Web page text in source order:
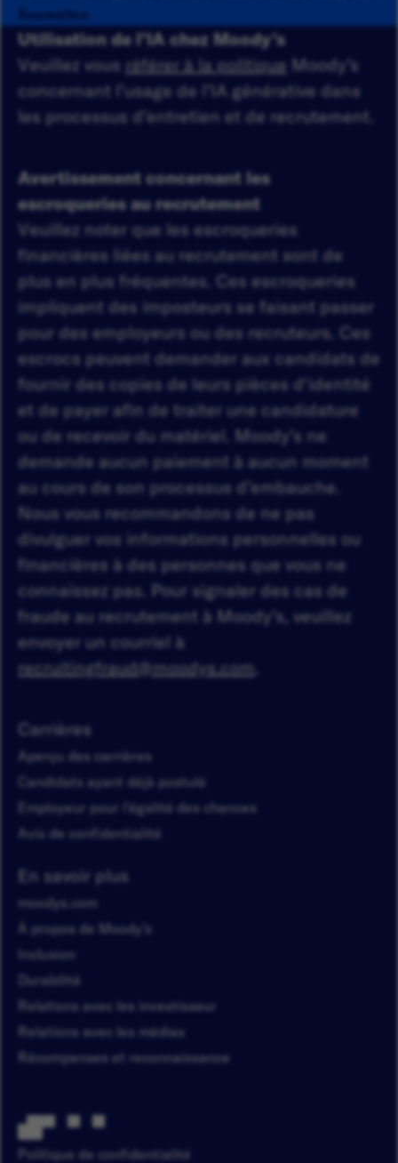
Soumettre
Utilisation de l’IA chez Moody’s
Veuillez vous référer à la politique Moody’s
concernant l’usage de l’IA générative dans
les processus d’entretien et de recrutement.
Avertissement concernant les
escroqueries au recrutement
Veuillez noter que les escroqueries
financières liées au recrutement sont de
plus en plus fréquentes. Ces escroqueries
impliquent des imposteurs se faisant passer
pour des employeurs ou des recruteurs. Ces
escrocs peuvent demander aux candidats de
fournir des copies de leurs pièces d'identité
et de payer afin de traiter une candidature
ou de recevoir du matériel. Moody’s ne
demande aucun paiement à aucun moment
au cours de son processus d’embauche.
Nous vous recommandons de ne pas
divulguer vos informations personnelles ou
financières à des personnes que vous ne
connaissez pas. Pour signaler des cas de
fraude au recrutement à Moody’s, veuillez
envoyer un courriel à
recruitingfraud@moodys.com
Carrières
Aperçu des carrières
Candidats ayant déjà postulé
Employeur pour l'égalité des chances
Avis de confidentialité
En savoir plus
moodys.com
À propos de Moody’s
Inclusion
Durabilité
Relations avec les investisseur
Relations avec les médias
Récompenses et reconnaissance
Politique de confidentialité